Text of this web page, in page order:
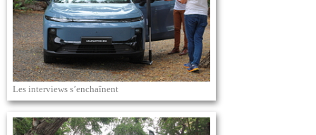
Les interviews s’enchaînent